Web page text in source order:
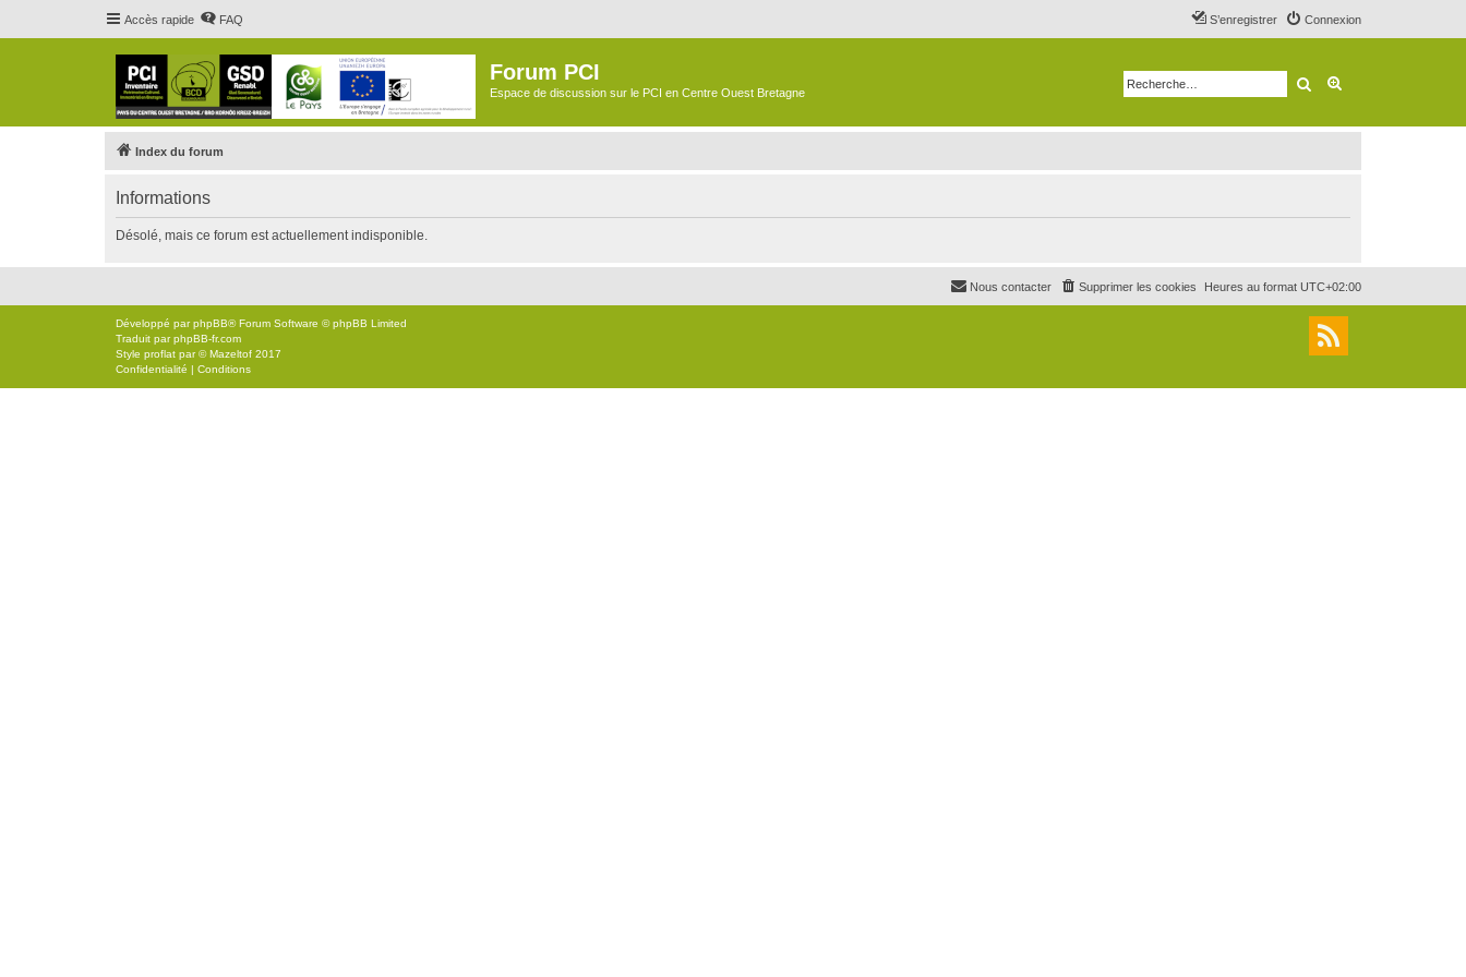
Accès rapide FAQ Connexion
S’enregistrer
Forum PCI
Espace de discussion sur le PCI en Centre Ouest Bretagne Rechercher
Index du forum
Informations
Désolé, mais ce forum est actuellement indisponible.
Heures au format UTC+02:00
Supprimer les cookies
Nous contacter
Développé parphpBB® Forum Software © phpBB Limited
Traduit parphpBB-fr.com
Style proflat par ©Mazeltof 2017
Confidentialité | Conditions